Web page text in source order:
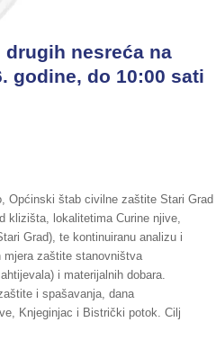
nesreća na
godine, do 10:00 sati
Općinski štab civilne zaštite Stari Grad
klizišta, lokalitetima Curine njive,
Grad), te kontinuiranu analizu i
mjera zaštite stanovništva
i materijalnih dobara.
i spašavanja, dana
Knjeginjac i Bistrički potok. Cilj